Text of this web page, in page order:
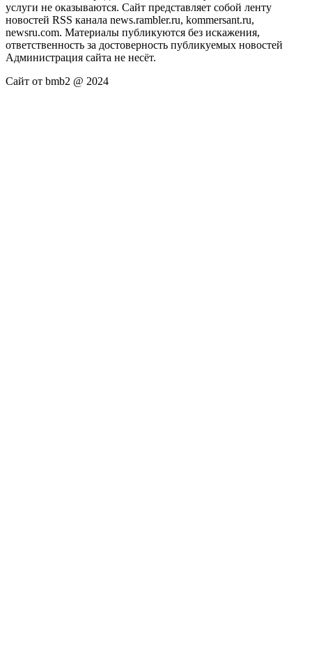
услуги не оказываются. Сайт представляет собой ленту
новостей RSS канала news.rambler.ru, kommersant.ru,
newsru.com. Материалы публикуются без искажения,
ответственность за достоверность публикуемых новостей
Администрация сайта не несёт.
Сайт от bmb2 @ 2024